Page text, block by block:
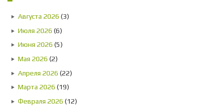
Августа 2026 (3)
Июля 2026 (6)
Июня 2026 (5)
Мая 2026 (2)
Апреля 2026 (22)
Марта 2026 (19)
Февраля 2026 (12)